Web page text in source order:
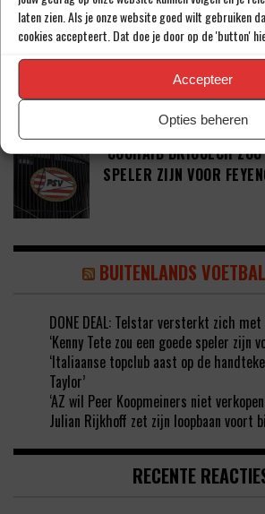
laten zien. Als je onze website goed wilt gebruiken
cookies accepteert. Dat doe je door op de 'button'
Accepteer
Opties beheren
JOEL DROMMEL (29)
JAAR BIJ FC TWENTE
‘COUHAIB DRIOUECH
SPELER ZIJN VOOR
BUITENLANDS
DONE DEAL: Telstar versterkt zich
‘Kenny Tete zou een goede speler zijn
‘Italiaanse topclub aast op de
Taylor’
‘AZ wil Peer Koopmeiners niet
Julian Rijkhoff zet zijn loopbaan voort
RECENTE